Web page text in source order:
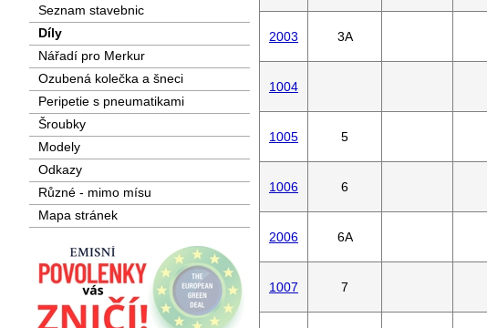
Seznam stavebnic
Díly
Nářadí pro Merkur
Ozubená kolečka a šneci
Peripetie s pneumatikami
Šroubky
Modely
Odkazy
Různé - mimo mísu
Mapa stránek
2003 3A
1004
1005 5
1006 6
2006 6A
1007 7